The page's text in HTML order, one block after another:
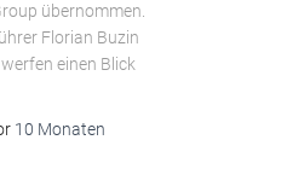
übernommen.
Florian Buzin
einen Blick
10 Monaten